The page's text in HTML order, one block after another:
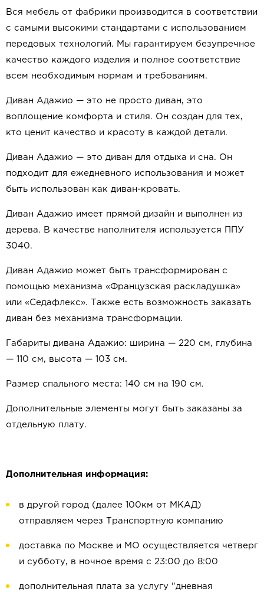
Вся мебель от фабрики производится в соответствии
с самыми высокими стандартами с использованием
передовых технологий. Мы гарантируем безупречное
качество каждого изделия и полное соответствие
всем необходимым нормам и требованиям.
Диван Адажио — это не просто диван, это
воплощение комфорта и стиля. Он создан для тех,
кто ценит качество и красоту в каждой детали.
Диван Адажио — это диван для отдыха и сна. Он
подходит для ежедневного использования и может
быть использован как диван-кровать.
Диван Адажио имеет прямой дизайн и выполнен из
дерева. В качестве наполнителя используется ППУ
3040.
Диван Адажио может быть трансформирован с
помощью механизма «Французская раскладушка»
или «Седафлекс». Также есть возможность заказать
диван без механизма трансформации.
Габариты дивана Адажио: ширина — 220 см, глубина
— 110 см, высота — 103 см.
Размер спального места: 140 см на 190 см.
Дополнительные элементы могут быть заказаны за
отдельную плату.
Дополнительная информация:
в другой город (далее 100км от МКАД)
отправляем через Транспортную компанию
доставка по Москве и МО осуществляется четверг
и субботу, в ночное время с 23:00 до 8:00
дополнительная плата за услугу "дневная